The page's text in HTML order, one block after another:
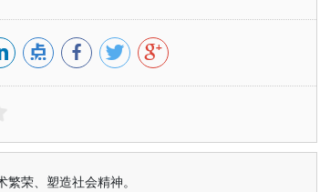
荣、塑造社会精神。